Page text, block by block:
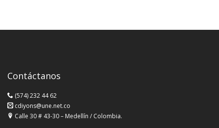
Contáctanos
(574) 232 44 62
cdiyons@une.net.co
Calle 30 # 43-30 – Medellín / Colombia.